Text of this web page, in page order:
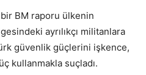
bir BM raporu ülkenin
ayrılıkçı militanlara
güvenlik güçlerini işkence,
kullanmakla suçladı.